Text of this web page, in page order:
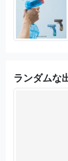
ランダムな